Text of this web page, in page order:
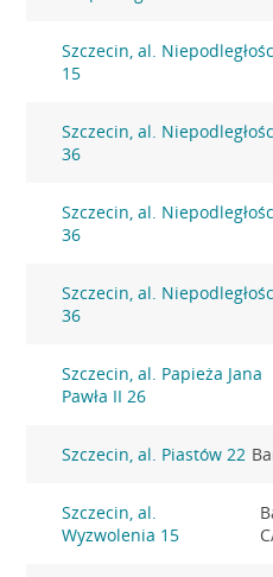
Szczecin, al.
15
Szczecin, al.
36
Szczecin, al.
36
Szczecin, al.
36
Szczecin, al. Papieża Jana
Pawła II 26
Szczecin, al. Piastów 22
Szczecin, al.
Wyzwolenia 15